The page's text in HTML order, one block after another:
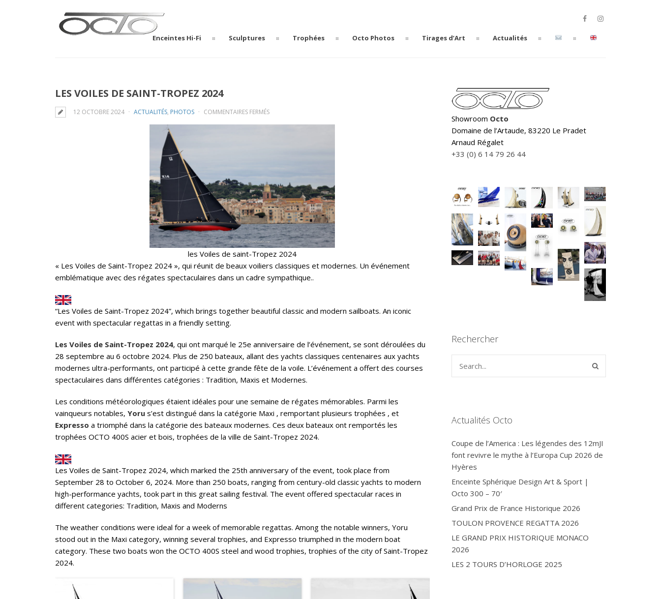
Enceintes Hi-Fi Sculptures Trophées Octo Photos Tirages d’Art Actualités
LES VOILES DE SAINT-TROPEZ 2024
12 OCTOBRE 2024 ACTUALITÉS, PHOTOS COMMENTAIRES FERMÉSSUR
LES
TROPEZ
2024
les Voiles de saint-Tropez 2024
« Les Voiles de Saint-Tropez 2024 », qui réunit de beaux voiliers classiques et modernes. Un événement
emblématique avec des régates spectaculaires dans un cadre sympathique..
“Les Voiles de Saint-Tropez 2024”, which brings together beautiful classic and modern sailboats. An iconic
event with spectacular regattas in a friendly setting.
Les Voiles de Saint-Tropez 2024, qui ont marqué le 25e anniversaire de l’événement, se sont déroulées du
28 septembre au 6 octobre 2024. Plus de 250 bateaux, allant des yachts classiques centenaires aux yachts
modernes ultra-performants, ont participé à cette grande fête de la voile. L’événement a offert des courses
spectaculaires dans différentes catégories : Tradition, Maxis et Modernes.
Les conditions météorologiques étaient idéales pour une semaine de régates mémorables. Parmi les
vainqueurs notables, Yoru s’est distingué dans la catégorie Maxi , remportant plusieurs trophées , et
Expresso a triomphé dans la catégorie des bateaux modernes. Ces deux bateaux ont remportés les
trophées OCTO 400S acier et bois, trophées de la ville de Saint-Tropez 2024.
Les Voiles de Saint-Tropez 2024, which marked the 25th anniversary of the event, took place from
September 28 to October 6, 2024. More than 250 boats, ranging from century-old classic yachts to modern
high-performance yachts, took part in this great sailing festival. The event offered spectacular races in
different categories: Tradition, Maxis and Moderns
The weather conditions were ideal for a week of memorable regattas. Among the notable winners, Yoru
stood out in the Maxi category, winning several trophies, and Expresso triumphed in the modern boat
category. These two boats won the OCTO 400S steel and wood trophies, trophies of the city of Saint-Tropez
2024.
Showroom Octo
Domaine de l’Artaude, 83220 Le Pradet
Arnaud Régalet
+33 (0) 6 14 79 26 44
Rechercher
Actualités Octo
Coupe de l’America : Les légendes des 12mJI
font revivre le mythe à l’Europa Cup 2026 de
Hyères
Enceinte Sphérique Design Art & Sport |
Octo 300 – 70′
Grand Prix de France Historique 2026
TOULON PROVENCE REGATTA 2026
LE GRAND PRIX HISTORIQUE MONACO
2026
LES 2 TOURS D’HORLOGE 2025